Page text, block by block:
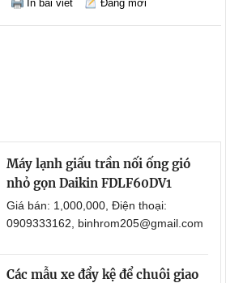
In bài viết Đăng mới
Máy lạnh giấu trần nối ống gió
nhỏ gọn Daikin FDLF60DV1
Giá bán: 1,000,000, Điện thoại:
0909333162, binhrom205@gmail.com
Các mẫu xe đẩy kệ để chuôi giao